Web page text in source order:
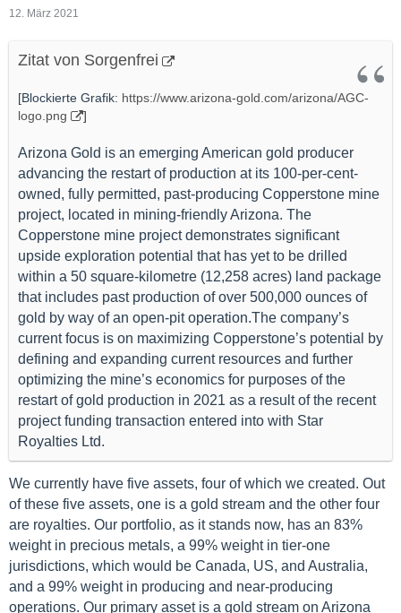
12. März 2021
Zitat von Sorgenfrei
[Blockierte Grafik: https://www.arizona-gold.com/arizona/AGC-
logo.png
]
Arizona Gold is an emerging American gold producer
advancing the restart of production at its 100-per-cent-
owned, fully permitted, past-producing Copperstone mine
project, located in mining-friendly Arizona. The
Copperstone mine project demonstrates significant
upside exploration potential that has yet to be drilled
within a 50 square-kilometre (12,258 acres) land package
that includes past production of over 500,000 ounces of
gold by way of an open-pit operation.The company’s
current focus is on maximizing Copperstone’s potential by
defining and expanding current resources and further
optimizing the mine’s economics for purposes of the
restart of gold production in 2021 as a result of the recent
project funding transaction entered into with Star
Royalties Ltd.
We currently have five assets, four of which we created. Out
of these five assets, one is a gold stream and the other four
are royalties. Our portfolio, as it stands now, has an 83%
weight in precious metals, a 99% weight in tier-one
jurisdictions, which would be Canada, US, and Australia,
and a 99% weight in producing and near-producing
operations. Our primary asset is a gold stream on Arizona